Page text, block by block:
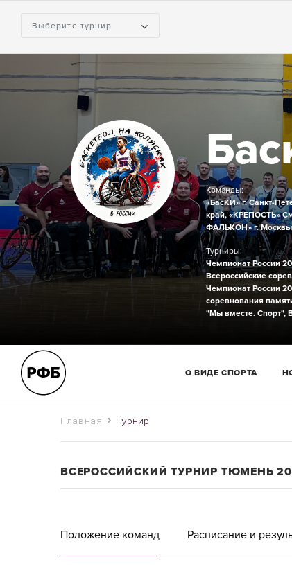
Выберите турнир
Команды:
«БасКИ» г. Санкт-
край, «КРЕПОСТЬ»
ФАЛЬКОН» г.
Турниры:
Чемпионат России
Всероссийские
Чемпионат России
соревнования
"Мы вместе. Спорт",
О ВИДЕ СПОРТА
Главная Турнир
ВСЕРОССИЙСКИЙ ТУРНИР ТЮМЕНЬ
Положение команд Расписание и